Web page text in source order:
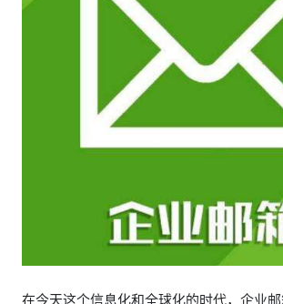
在今天这个信息化和全球化的时代，企业